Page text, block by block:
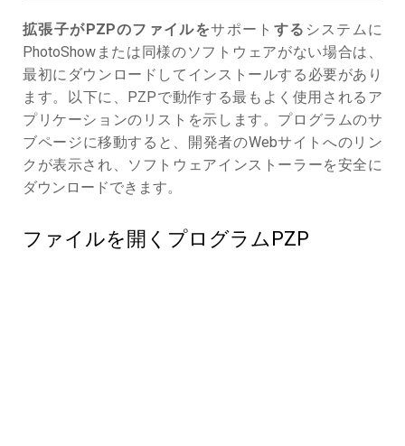
拡張子がPZPのファイルをサポート する システムに
PhotoShowまたは同様のソフトウェアがない場合は、
最初にダウンロードしてインストールする必要があり
ます。以下に、PZPで動作する最もよく使用されるア
プリケーションのリストを示します。プログラムのサ
ブページに移動すると、開発者のWebサイトへのリン
クが表示され、ソフトウェアインストーラーを安全に
ダウンロードできます。
ファイルを開くプログラムPZP